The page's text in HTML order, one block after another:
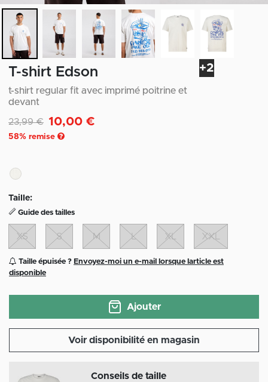
+2
T-shirt Edson
t-shirt regular fit avec imprimé poitrine et
devant
Remise de
23,99 €à 10,00 €
58% remise
Taille:
Guide des tailles
XS S M L XL XXL
Taille épuisée ? Envoyez-moi un e-mail lorsque larticle est
disponible
Ajouter
Voir disponibilité en magasin
Conseils de taille